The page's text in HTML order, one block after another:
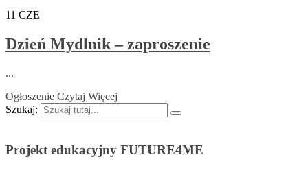
11 CZE
Dzień Mydlnik – zaproszenie
...
Ogłoszenie Czytaj Więcej
Szukaj:
Projekt edukacyjny FUTURE4ME